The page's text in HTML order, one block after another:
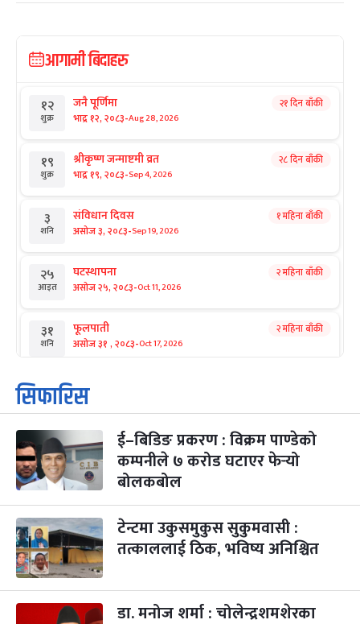
आगामी बिदाहरु
१२
शुक्र
जनै पूर्णिमा
भाद्र १२, २०८३-Aug 28, 2026
२१ दिन बाँकी
१९
शुक्र
श्रीकृष्ण जन्माष्टमी व्रत
भाद्र १९, २०८३-Sep 4, 2026
२८ दिन बाँकी
३
शनि
संविधान दिवस
असोज ३, २०८३-Sep 19, 2026
१ महिना बाँकी
२५
आइत
घटस्थापना
असोज २५, २०८३-Oct 11, 2026
२ महिना बाँकी
३१
शनि
फूलपाती
असोज ३१ , २०८३-Oct 17, 2026
२ महिना बाँकी
१
आइत
कार्तिक सङ्क्रान्ति
कार्तिक १, २०८३
३
मंगल
महानवमी
कार्तिक ३, २०८३-Oct 20, 2026
२ महिना बाँकी
४
५
बिहि
पापा‌ङ्कुशा एकादशी व्रत
कार्तिक ५, २०८३
२ महिना बाँकी
कुकुर तिहार ३ महिना बाँकी
सिफारिस
ई–बिडिङ प्रकरण : विक्रम पाण्डेको
कम्पनीले ७ करोड घटाएर फेर्‍यो
बोलकबोल
टेन्टमा उकुसमुकुस सुकुमवासी :
तत्काललाई ठिक, भविष्य अनिश्चित
डा. मनोज शर्मा : चोलेन्द्रशमशेरका